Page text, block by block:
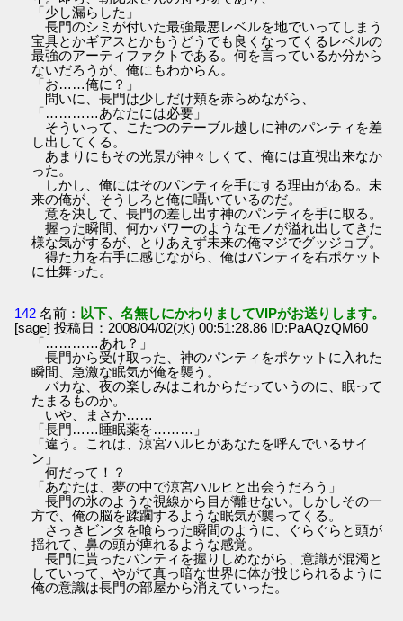
「少し漏らした」
長門のシミが付いた最強最悪レベルを地でいってしまう
宝具とかギアスとかもうどうでも良くなってくるレベルの
最強のアーティファクトである。何を言っているか分から
ないだろうが、俺にもわからん。
「お……俺に？」
問いに、長門は少しだけ頬を赤らめながら、
「…………あなたには必要」
そういって、こたつのテーブル越しに神のパンティを差
し出してくる。
あまりにもその光景が神々しくて、俺には直視出来なか
った。
しかし、俺にはそのパンティを手にする理由がある。未
来の俺が、そうしろと俺に囁いているのだ。
意を決して、長門の差し出す神のパンティを手に取る。
握った瞬間、何かパワーのようなモノが溢れ出してきた
様な気がするが、とりあえず未来の俺マジでグッジョブ。
得た力を右手に感じながら、俺はパンティを右ポケット
に仕舞った。
142 名前： 以下、名無しにかわりましてVIPがお送りします。
[sage] 投稿日：2008/04/02(水) 00:51:28.86 ID:PaAQzQM60
「…………あれ？」
長門から受け取った、神のパンティをポケットに入れた
瞬間、急激な眠気が俺を襲う。
バカな、夜の楽しみはこれからだっていうのに、眠って
たまるものか。
いや、まさか……
「長門……睡眠薬を………」
「違う。これは、涼宮ハルヒがあなたを呼んでいるサイ
ン」
何だって！？
「あなたは、夢の中で涼宮ハルヒと出会うだろう」
長門の氷のような視線から目が離せない。しかしその一
方で、俺の脳を蹂躙するような眠気が襲ってくる。
さっきビンタを喰らった瞬間のように、ぐらぐらと頭が
揺れて、鼻の頭が痺れるような感覚。
長門に貰ったパンティを握りしめながら、意識が混濁と
していって、やがて真っ暗な世界に体が投じられるように
俺の意識は長門の部屋から消えていった。